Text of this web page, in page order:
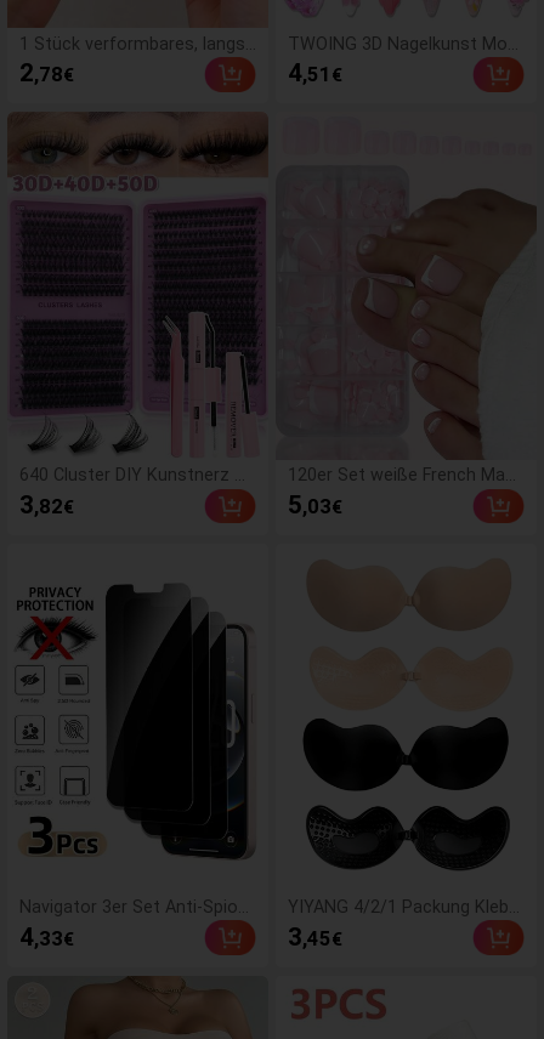
1 Stück verformbares, langsa
m zurückfederndes, transpar
entes Eisball-Quetschspielze
ug, Partygeschenk, Geschenk
tüten-Füllpreis, Geburtstag, F
üll-Quetschspielzeug, ästheti
sch
2,78€
640 Cluster DIY Kunstnerz Wi
mperncluster, D-Curl, dicht &
flauschig, 8-16mm gemischt
Pinzette können je nach Bed
arf ausgewählt werden. Leich
t & wiederverwendbar, hohe P
reis-Leistung, geeignet für An
fänger, anwendbar für mehrer
e Anlässe, Alltagstragen
3,82€
Navigator 3er Set Anti-Spion
age Privatsphäre Gehärtetes
Glas Bildschirmschutz für S
chsicher, kompatibel mit iPho
ne 17Pro Max/17 17Pro/17 Ai
r/16 Pro Max/16/16 Pro/16 Pl
4,33€
TWOING 3D Nagelkunst Mod
elliergel - Form- & Modellierge
l für DIY Nageldesigns, perfek
lebrige Hände und Mehrzwec
knägel, Bestseller
4,51 €
120er Set weiße French Mani
küre & Pediküre, mittelgroße
quadratische Press-On Nägel,
Stil, geeignet für den tägliche
n Gebrauch von Frauen, inklus
5,03€
YIYANG 4/2/1 Packung Klebb
arer Silikon-Rückenfreier Pus
h-Up Unsichtbarer BH, Wasch
ergrößernd - Hautfreundliche
Cups, Geeignet für A-D Cup, S
3,45€